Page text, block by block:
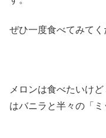
ぜひ一度食べてみてく
メロンは食べたいけ
はバニラと半々の「ミ